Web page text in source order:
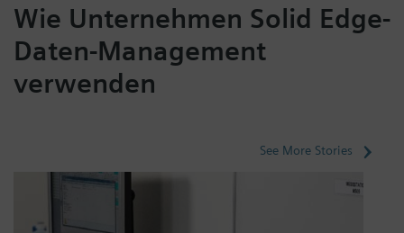
Wie Unternehmen Solid Edge-
Daten-Management
verwenden
See More Stories